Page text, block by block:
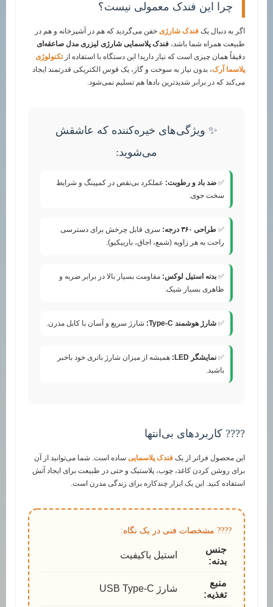
چرا این فندک معمولی نیست؟
اگر به دنبال یک فندک شارژی خفن می‌گردید که هم در آشپزخانه و هم در
طبیعت همراه شما باشد، فندک پلاسمایی شارژی لیزری مدل صاعقه‌ای
دقیقاً همان چیزی است که نیاز دارید! این دستگاه با استفاده ازتکنولوژی
پلاسما آرک، بدون نیاز به سوخت و گاز، یک قوس الکتریکی قدرتمند ایجاد
می‌کند که در برابر شدیدترین بادها هم تسلیم نمی‌شود.
✨ ویژگی‌های خیره‌کننده که عاشقش
می‌شوید:
✅ ضد باد و رطوبت: عملکرد بی‌نقص در کمپینگ و شرایط
سخت جوی.
✅ طراحی ۳۶۰ درجه:
سری قابل چرخش برای دسترسی
راحت به هر زاویه (شمع، اجاق، باربیکیو).
✅ بدنه استیل لوکس: مقاومت بسیار بالا در برابر ضربه و
ظاهری بسیار شیک.
✅ شارژ هوشمند Type-C: شارژ سریع و آسان با کابل مدرن.
✅ نمایشگر LED:
همیشه از میزان شارژ باتری خود باخبر
باشید.
???? کاربردهای بی‌انتها
این محصول فراتر از یک فندک پلاسمایی ساده است. شما می‌توانید از آن
برای روشن کردن کاغذ، چوب، پلاستیک و حتی در طبیعت برای ایجاد آتش
استفاده کنید. این یک ابزار چندکاره برای زندگی مدرن است.
???? مشخصات فنی در یک نگاه:
جنس
بدنه:
استیل باکیفیت
منبع
تغذیه:
شارژ USB Type-C